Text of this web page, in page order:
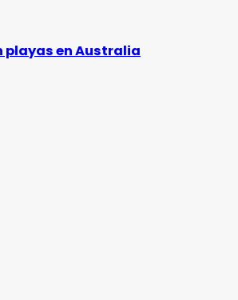
playas en Australia